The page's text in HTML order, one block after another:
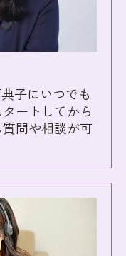
子にいつでも
ートしてから
問や相談が可